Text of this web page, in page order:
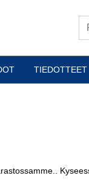
TIEDOTTEET